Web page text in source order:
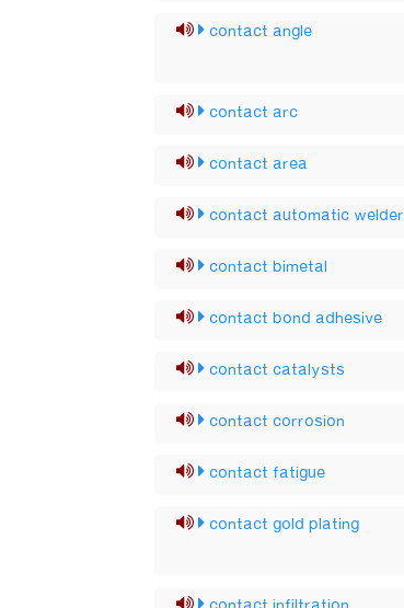
contact angle
contact arc
contact area
contact automatic welder
contact bimetal
contact bond adhesive
contact catalysts
contact corrosion
contact fatigue
contact gold plating